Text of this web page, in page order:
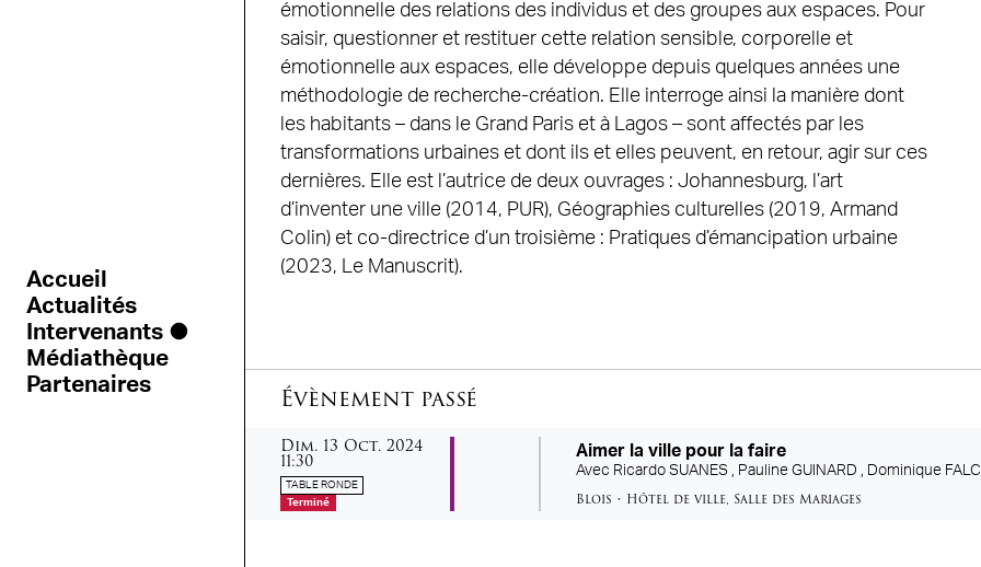
Accueil
Actualités
Intervenants
Médiathèque
Partenaires
émotionnelle des relations des individus et des groupes aux espaces. Pour
saisir, questionner et restituer cette relation sensible, corporelle et
émotionnelle aux espaces, elle développe depuis quelques années une
méthodologie de recherche-création. Elle interroge ainsi la manière dont
les habitants – dans le Grand Paris et à Lagos – sont affectés par les
transformations urbaines et dont ils et elles peuvent, en retour, agir sur ces
dernières. Elle est l’autrice de deux ouvrages : Johannesburg, l’art
d’inventer une ville (2014, PUR), Géographies culturelles (2019, Armand
Colin) et co-directrice d’un troisième : Pratiques d’émancipation urbaine
(2023, Le Manuscrit).
Évènement passé
dimanche
Dim. 13 octobre
Oct. 2024
11:30
TABLE RONDE
Terminé
Aimer la ville pour la faire
Avec Ricardo SUANES , Pauline GUINARD , Dominique
Blois • Hôtel de ville, Salle des Mariages